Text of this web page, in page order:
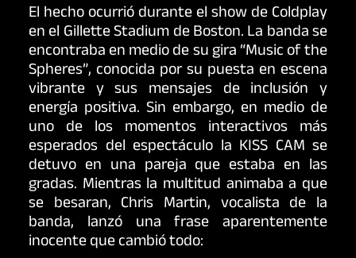
El hecho ocurrió durante el show de Coldplay
en el Gillette Stadium de Boston. La banda se
encontraba en medio de su gira “Music of the
Spheres”, conocida por su puesta en escena
vibrante y sus mensajes de inclusión y
energía positiva. Sin embargo, en medio de
uno de los momentos interactivos más
esperados del espectáculo la KISS CAM se
detuvo en una pareja que estaba en las
gradas. Mientras la multitud animaba a que
se besaran, Chris Martin, vocalista de la
banda, lanzó una frase aparentemente
inocente que cambió todo: